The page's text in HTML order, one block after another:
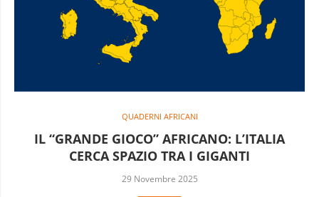
QUADERNI AFRICANI
IL “GRANDE GIOCO” AFRICANO: L’ITALIA
CERCA SPAZIO TRA I GIGANTI
29 Novembre 2025